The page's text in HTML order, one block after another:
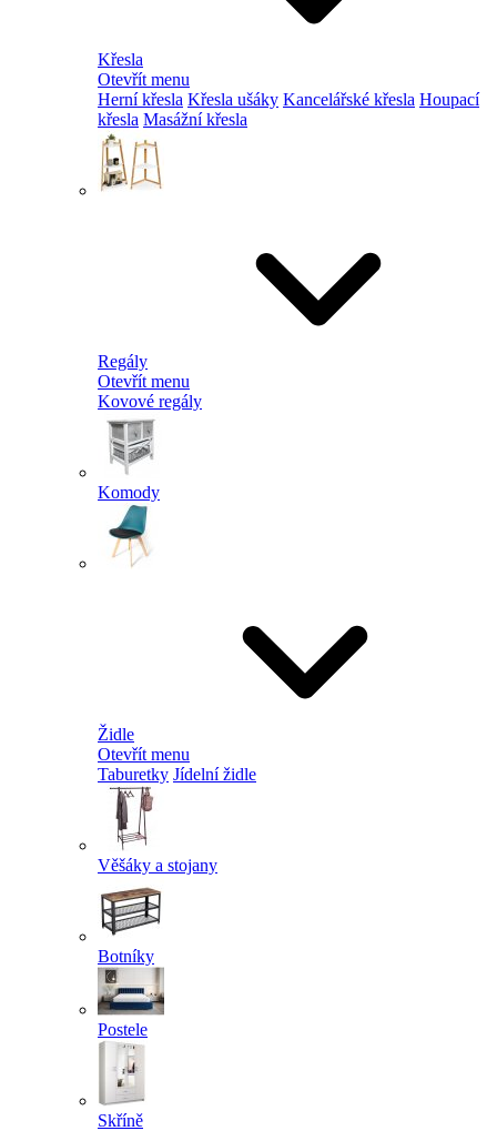
Křesla
Otevřít menu
Herní křesla Křesla ušáky Kancelářské křesla Houpací
křesla Masážní křesla
Regály
Otevřít menu
Kovové regály
Komody
Židle
Otevřít menu
Taburetky Jídelní židle
Věšáky a stojany
Botníky
Postele
Skříně